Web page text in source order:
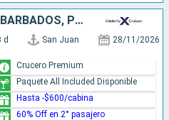
DOMINICA, SANTA LUCIA, BARBADOS, PUERTO RICO
d San Juan 28/11/2026
Crucero Premium
Paquete All Included Disponible
Hasta -$600/cabina
60% Off en 2° pasajero